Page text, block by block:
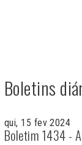
Boletins
qui, 15 fev 2024
Boletim 1434 -